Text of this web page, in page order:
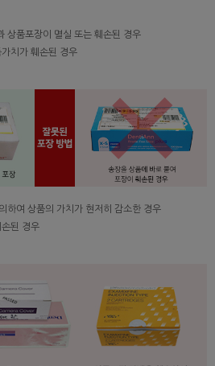
상품포장이 멸실 또는 훼손된 경우
치가 훼손된 경우
하여 상품의 가치가 현저히 감소한 경우
된 경우